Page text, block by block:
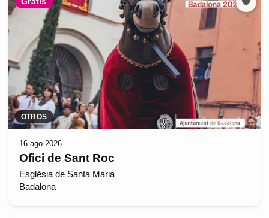
OTROS
16 ago 2026
Ofici de Sant Roc
Església de Santa Maria
Badalona